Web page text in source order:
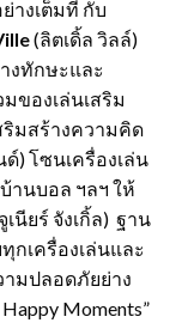
างเต็มที่ กับ
(ลิตเดิ้ล วิลล์)
งทักษะและ
ของเล่นเสริม
มสร้างความคิด
) โซนเครื่องเล่น
านบอล ฯลฯ ให้
เนียร์ จังเกิ้ล) ฐาน
กเครื่องเล่นและ
มปลอดภัยย่าง
Moments”